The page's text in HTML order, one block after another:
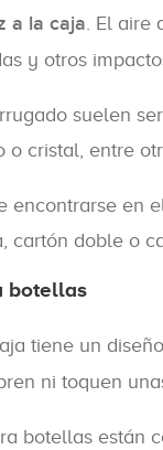
a la caja. El aire
y otros
suelen
o cristal, entre
encontrarse en
cartón doble o
botellas
tiene un
ni toquen
botellas están